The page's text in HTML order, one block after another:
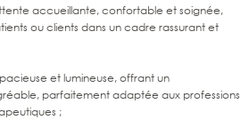
accueillante, confortable et soignée,
ou clients dans un cadre rassurant et
et lumineuse, offrant un
parfaitement adaptée aux professions
;